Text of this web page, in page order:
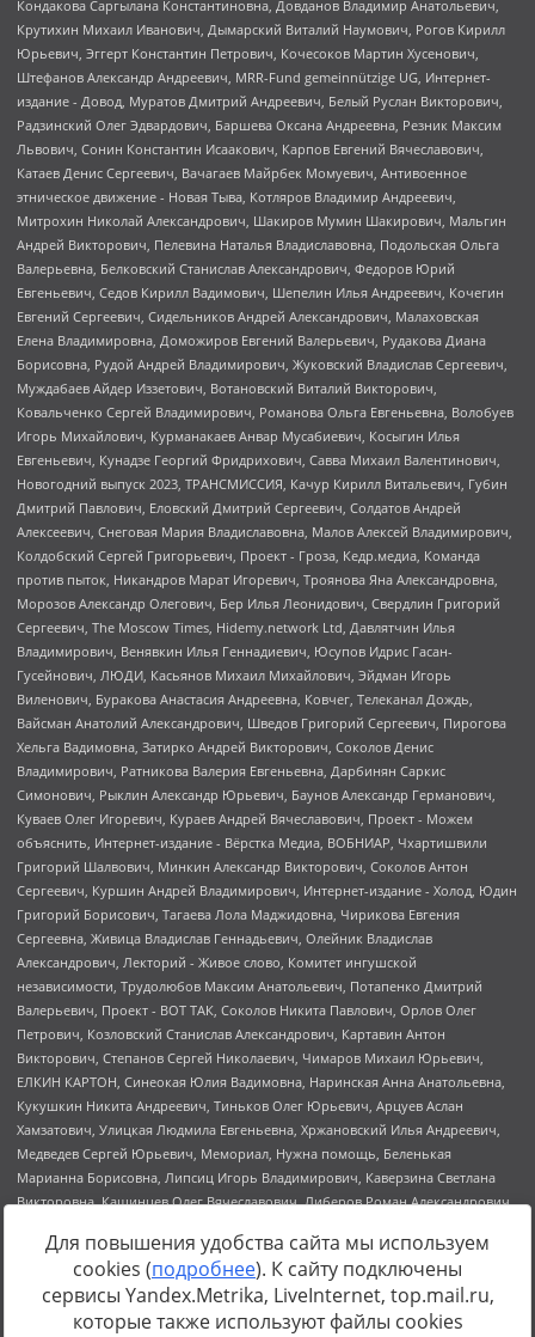
Источник:https://minjust.gov.ru/uploaded/files/reestr-
inostrannyih-agentov-22-03-2024.pdfданные на22.03.2024
Для повышения удобства сайта мы используем
cookies (подробнее). К сайту подключены
сервисы Yandex.Metrika, LiveInternet, top.mail.ru,
которые также используют файлы cookies